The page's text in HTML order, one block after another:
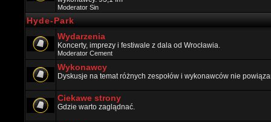
Moderator Sin
Hyde-Park
Wydarzenia
Koncerty, imprezy i festiwale z dala od Wrocławia.
Moderator Cement
Wykonawcy
Dyskusje na temat różnych zespołów i wykonawców nie
Ciekawe strony
Gdzie warto zaglądnać.